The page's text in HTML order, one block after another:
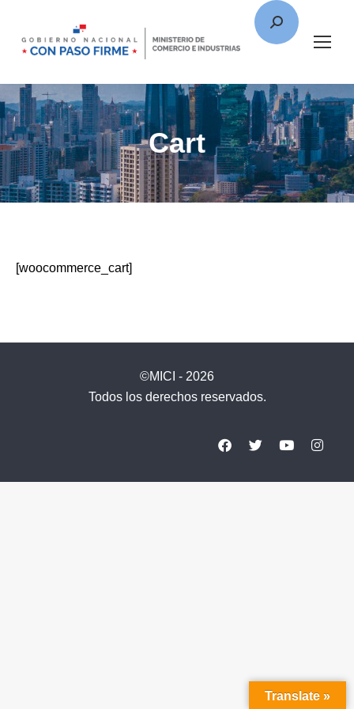
Cart
[woocommerce_cart]
©MICI - 2026
Todos los derechos reservados.
Translate »